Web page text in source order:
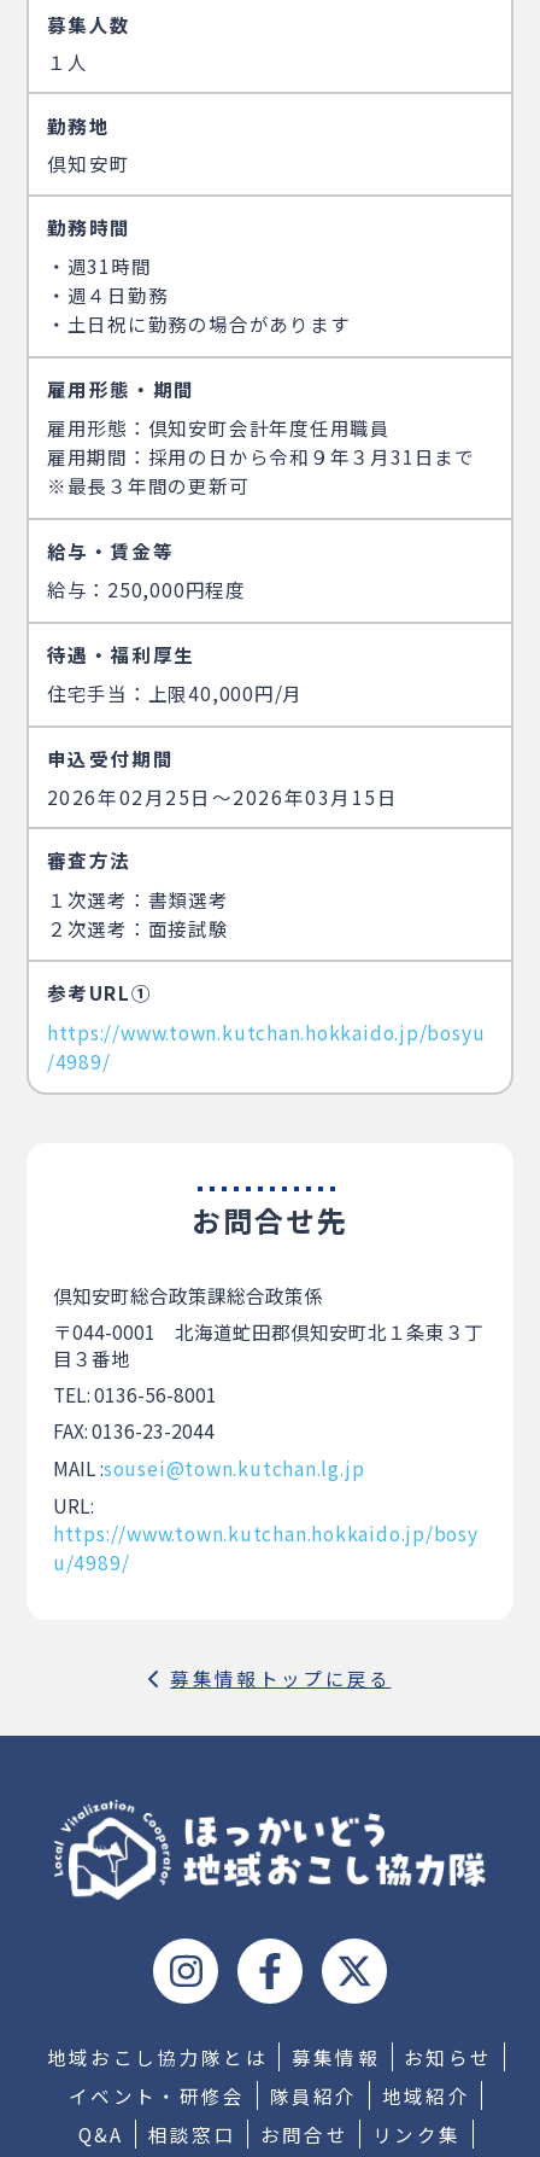
募集人数
１人
勤務地
倶知安町
勤務時間
・週31時間
・週４日勤務
・土日祝に勤務の場合があります
雇用形態・期間
雇用形態：倶知安町会計年度任用職員
雇用期間：採用の日から令和９年３月31日まで
※最長３年間の更新可
給与・賃金等
給与：250,000円程度
待遇・福利厚生
住宅手当：上限40,000円/月
申込受付期間
2026年02月25日〜2026年03月15日
審査方法
１次選考：書類選考
２次選考：面接試験
参考URL①
https://www.town.kutchan.hokkaido.jp/bosyu
/4989/
お問合せ先
倶知安町総合政策課総合政策係
〒044-0001 北海道虻田郡倶知安町北１条東３丁
目３番地
TEL: 0136-56-8001
FAX: 0136-23-2044
MAIL :sousei@town.kutchan.lg.jp
URL:
https://www.town.kutchan.hokkaido.jp/bosy
u/4989/
募集情報トップに戻る
地域おこし協力隊とは 募集情報
お知らせ
イベント・研修会
隊員紹介
地域紹介
Q&A
相談窓口 お問合せ リンク集